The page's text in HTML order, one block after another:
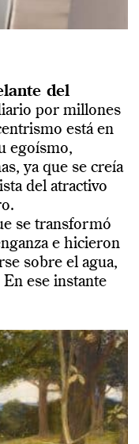
del
por millones
está en
egoísmo,
ya que se creía
del atractivo
se transformó
e hicieron
sobre el agua,
ese instante